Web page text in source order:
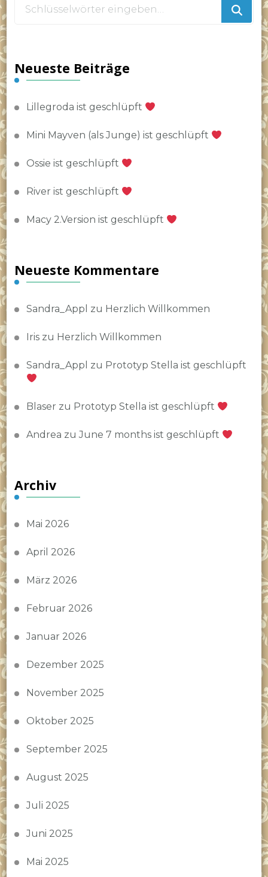
Neueste Beiträge
Lillegroda ist geschlüpft
Mini Mayven (als Junge) ist geschlüpft
Ossie ist geschlüpft
River ist geschlüpft
Macy 2.Version ist geschlüpft
Neueste Kommentare
Sandra_Appl zu Herzlich Willkommen
Iriszu Herzlich Willkommen
Sandra_Appl zu Prototyp Stella ist geschlüpft
Blaser zu Prototyp Stella ist geschlüpft
Andrea zuJune 7 months ist geschlüpft
Archiv
Mai 2026
April 2026
März 2026
Februar 2026
Januar 2026
Dezember 2025
November 2025
Oktober 2025
September 2025
August 2025
Juli 2025
Juni 2025
Mai 2025